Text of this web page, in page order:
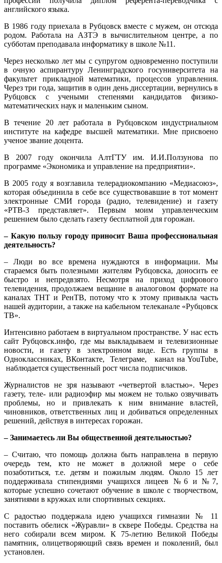
английского языка.
В 1986 году приехала в Рубцовск вместе с мужем, он отсюда
родом. Работала на АЗТЭ в вычислительном центре, а по
субботам преподавала информатику в школе №11.
Через несколько лет мы с супругом одновременно поступили
в очную аспирантуру Ленинградского госуниверситета на
факультет прикладной математики, процессов управления.
Через три года, защитив в один день диссертации, вернулись в
Рубцовск с учеными степенями кандидатов физико-
математических наук и маленьким сыном.
В течение 20 лет работала в Рубцовском индустриальном
институте на кафедре высшей математики. Мне присвоено
ученое звание доцента.
В 2007 году окончила АлтГТУ им. И.И.Ползунова по
программе «Экономика и управление на предприятии».
В 2005 году я возглавила телерадиокомпанию «Медиасоюз»,
которая объединила в себе все существовавшие в тот момент
электронные СМИ города (радио, телевидение) и газету
«РТВ-3 представляет». Первым моим управленческим
решением было сделать газету бесплатной для горожан.
– Какую пользу городу приносит Ваша профессиональная
деятельность?
– Люди во все времена нуждаются в информации. Мы
стараемся быть полезными жителям Рубцовска, доносить ее
быстро и непредвзято. Несмотря на приход цифрового
телевидения, продолжаем вещание в аналоговом формате на
каналах ТНТ и РенТВ, потому что к этому привыкла часть
нашей аудитории, а также на кабельном телеканале «Рубцовск
ТВ».
Интенсивно работаем в виртуальном пространстве. У нас есть
сайт Рубцовск.инфо, где мы выкладываем и телевизионные
новости, и газету в электронном виде. Есть группы в
Одноклассниках, ВКонтакте, Телеграме, канал на YouTube,
наблюдается существенный рост числа подписчиков.
Журналистов не зря называют «четвертой властью». Через
газету, теле- или радиоэфир мы можем не только озвучивать
проблемы, но и привлекать к ним внимание властей,
чиновников, ответственных лиц и добиваться определенных
решений, действуя в интересах горожан.
– Занимаетесь ли Вы общественной деятельностью?
– Считаю, что помощь должна быть направлена в первую
очередь тем, кто не может в должной мере о себе
позаботиться, т.е. детям и пожилым людям. Около 15 лет
поддерживала стипендиями учащихся лицеев №6 и №7,
которые успешно сочетают обучение в школе с творчеством,
занятиями в кружках или спортивных секциях.
С радостью поддержала идею учащихся гимназии № 11
поставить обелиск «Журавли» в сквере Победы. Средства на
него собирали всем миром. К 75-летию Великой Победы
памятник, олицетворяющий связь времен и поколений, был
установлен.